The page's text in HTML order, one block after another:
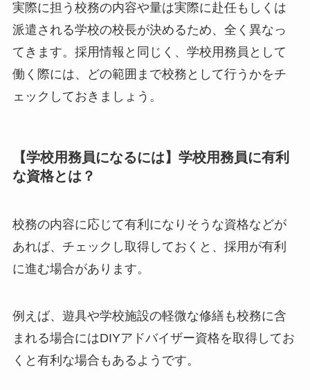
実際に担う校務の内容や量は実際に赴任もしくは
派遣される学校の校長が決めるため、全く異なっ
てきます。採用情報と同じく、学校用務員として
働く際には、どの範囲まで校務として行うかをチ
ェックしておきましょう。
【学校用務員になるには】学校用務員に有利
な資格とは？
校務の内容に応じて有利になりそうな資格などが
あれば、チェックし取得しておくと、採用が有利
に進む場合があります。
例えば、遊具や学校施設の軽微な修繕も校務に含
まれる場合にはDIYアドバイザー資格を取得してお
くと有利な場合もあるようです。